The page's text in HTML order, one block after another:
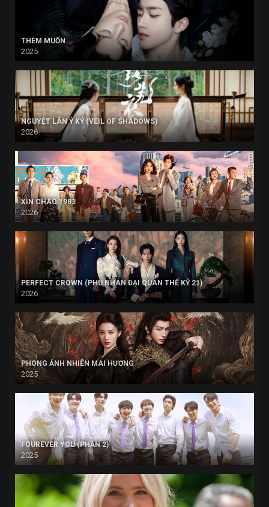
THÈM MUỐN
2025
NGUYỆT LÂN Ỷ KỶ (VEIL OF SHADOWS)
2026
XIN CHÀO 1983
2026
PERFECT CROWN (PHU NHÂN ĐẠI QUÂN THẾ KỶ 21)
2026
PHONG ẢNH NHIÊN MAI HƯƠNG
2025
FOUREVER YOU (PHẦN 2)
2025